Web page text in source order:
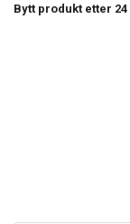
Bytt produkt etter 24